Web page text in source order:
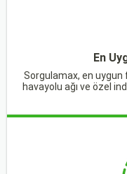
En
Sorgulamax, en uygun
havayolu ağı ve özel